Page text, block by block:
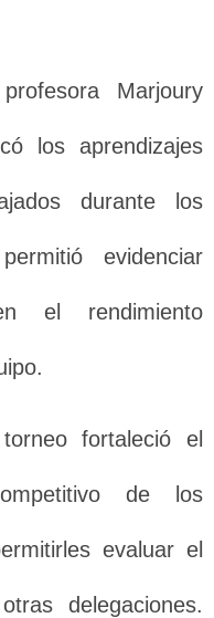
Marjoury
los aprendizajes
durante los
evidenciar
el rendimiento
fortaleció el
de los
evaluar el
delegaciones.